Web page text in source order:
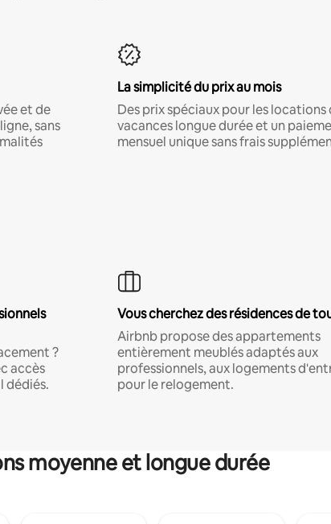
et de
sans
La simplicité du prix au mois
Des prix spéciaux pour les locations
vacances longue durée et un
mensuel unique sans frais
?
accès
dédiés.
Vous cherchez des résidences de
Airbnb propose des appartements
entièrement meublés adaptés aux
professionnels, aux logements
pour le relogement.
moyenne et longue durée